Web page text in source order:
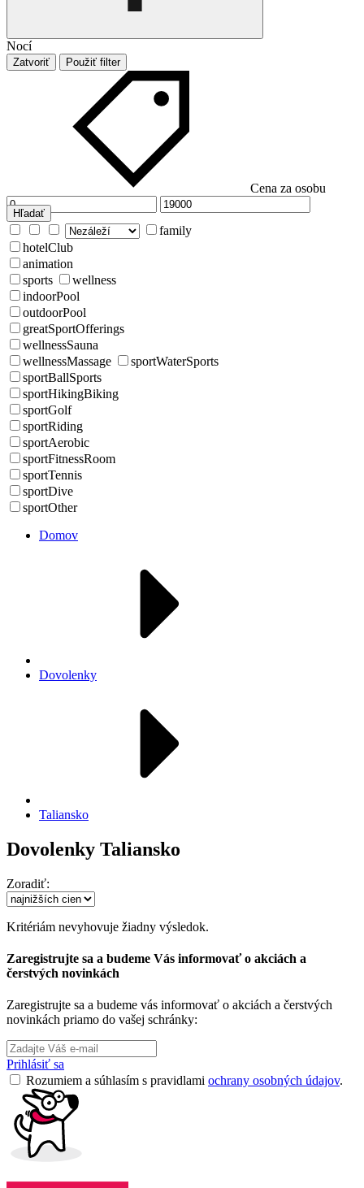
Nocí
Zatvoriť Použiť filter
Cena za osobu
Hľadať
family
hotelClub
animation
sports
wellness
indoorPool
outdoorPool
greatSportOfferings
wellnessSauna
wellnessMassage
sportWaterSports
sportBallSports
sportHikingBiking
sportGolf
sportRiding
sportAerobic
sportFitnessRoom
sportTennis
sportDive
sportOther
Domov
Dovolenky
Taliansko
Dovolenky Taliansko
Zoradiť:
Kritériám nevyhovuje žiadny výsledok.
Zaregistrujte sa a budeme Vás informovať o akciách a
čerstvých novinkách
Zaregistrujte sa a budeme vás informovať o akciách a čerstvých
novinkách priamo do vašej schránky:
Prihlásiť sa
Rozumiem a súhlasím s pravidlami ochrany osobných údajov.